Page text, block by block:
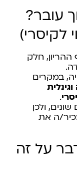
עובר?
לקיסרי)
חלק
במקרים
.
ולכן
ה את
על זה